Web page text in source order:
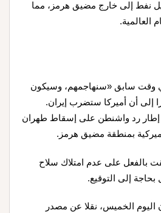
برميل نفط إلى خارج مضيق هرمز، مما
العالمية.
وقت سابق «سنهاجمهم، وسيكون
إلى أن أميركا ستضرب إيران.
رد واشنطن على إسقاط طهران
بمنطقة مضيق هرمز.
بالفعل على عدم امتلاك سلاح
بحاجة إلى التوقيع.
الخميس، نقلا عن مصدر